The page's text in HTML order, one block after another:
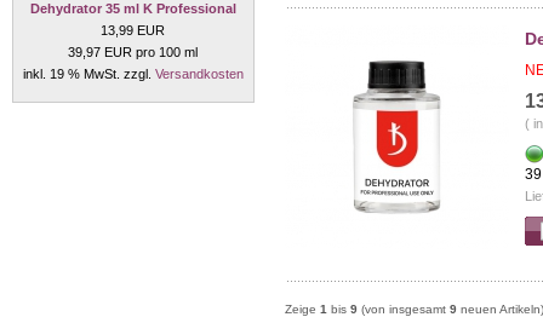
Dehydrator 35 ml K Professional
13,99 EUR
39,97 EUR pro 100 ml
inkl. 19 % MwSt. zzgl. Versandkosten
(
Zeige 1 bis 9 (von insgesamt 9 neuen Artikeln)